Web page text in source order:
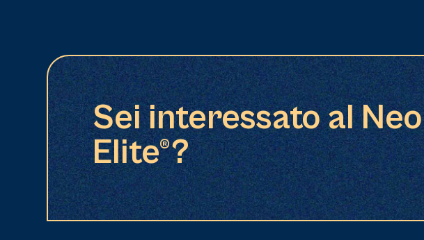
Sei interessato al Neo
Elite®?